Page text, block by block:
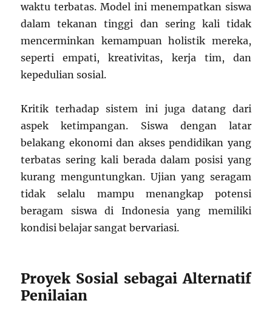
waktu terbatas. Model ini menempatkan siswa
dalam tekanan tinggi dan sering kali tidak
mencerminkan kemampuan holistik mereka,
seperti empati, kreativitas, kerja tim, dan
kepedulian sosial.
Kritik terhadap sistem ini juga datang dari
aspek ketimpangan. Siswa dengan latar
belakang ekonomi dan akses pendidikan yang
terbatas sering kali berada dalam posisi yang
kurang menguntungkan. Ujian yang seragam
tidak selalu mampu menangkap potensi
beragam siswa di Indonesia yang memiliki
kondisi belajar sangat bervariasi.
Proyek Sosial sebagai Alternatif
Penilaian